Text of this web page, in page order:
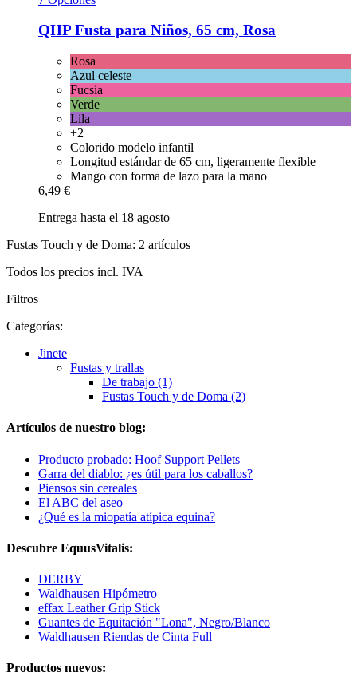
QHP Fusta para Niños, 65 cm, Rosa
Rosa
Azul celeste
Fucsia
Verde
Lila
+2
Colorido modelo infantil
Longitud estándar de 65 cm, ligeramente flexible
Mango con forma de lazo para la mano
6,49 €
Entrega hasta el 18 agosto
Fustas Touch y de Doma: 2 artículos
Todos los precios incl. IVA
Filtros
Categorías:
Jinete
Fustas y trallas
De trabajo (1)
Fustas Touch y de Doma (2)
Artículos de nuestro blog:
Producto probado: Hoof Support Pellets
Garra del diablo: ¿es útil para los caballos?
Piensos sin cereales
El ABC del aseo
¿Qué es la miopatía atípica equina?
Descubre EquusVitalis:
DERBY
Waldhausen Hipómetro
effax Leather Grip Stick
Guantes de Equitación "Lona", Negro/Blanco
Waldhausen Riendas de Cinta Full
Productos nuevos: